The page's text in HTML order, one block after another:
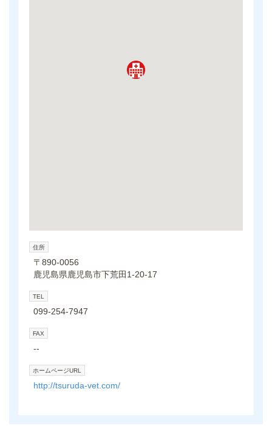
住所
〒890-0056
鹿児島県鹿児島市下荒田1-20-17
TEL
099-254-7947
FAX
--
ホームページURL
http://tsuruda-vet.com/